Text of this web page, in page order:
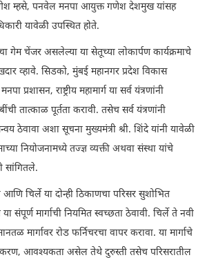
म्हसे, पनवेल मनपा आयुक्त गणेश देशमुख यांसह
यावेळी उपस्थित होते.
गेम चेंजर असलेल्या या सेतूच्या लोकार्पण कार्यक्रमाचे
व्हावे. सिडको, मुंबई महानगर प्रदेश विकास
प्रशासन, राष्ट्रीय महामार्ग या सर्व यंत्रणांनी
तात्काळ पूर्तता करावी. तसेच सर्व यंत्रणांनी
ठेवावा अशा सूचना मुख्यमंत्री श्री. शिंदे यांनी यावेळी
नियोजनामध्ये तज्ज्ञ व्यक्ती अथवा संस्था यांचे
सांगितले.
चिर्ले या दोन्ही ठिकाणचा परिसर सुशोभित
संपूर्ण मार्गाची नियमित स्वच्छता ठेवावी. चिर्ले ते नवी
मार्गावर रोड फर्निचरचा वापर करावा. या मार्गाचे
आवश्यकता असेल तेथे दुरुस्ती तसेच परिसरातील